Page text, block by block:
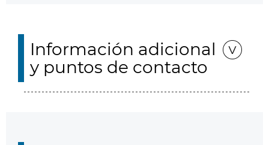
Información adicional
y puntos de contacto